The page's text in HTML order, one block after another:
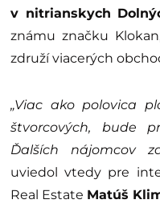
v nitrianskych
známu značku
združí viacerých
„Viac ako polovica
štvorcových, bude
Ďalších nájomcov
uviedol vtedy pre
Real Estate Matúš